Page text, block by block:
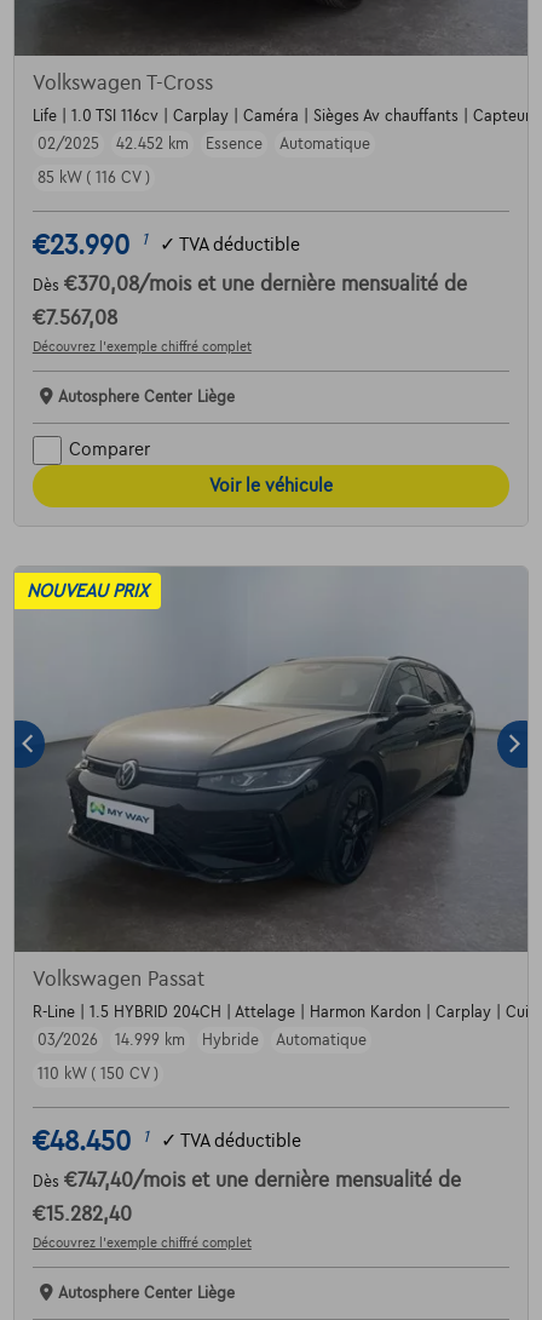
Volkswagen T-Cross
Life | 1.0 TSI 116cv | Carplay | Caméra | Sièges Av chauffants | Capteurs
02/2025
42.452 km Essence
Automatique
85 kW ( 116 CV )
€23.990 1 ✓ TVA déductible
Dès €370,08/mois et une dernière mensualité de
€7.567,08
Découvrez l’exemple chiffré complet
Autosphere Center Liège
Comparer
Voir le véhicule
NOUVEAU PRIX
Volkswagen Passat
R-Line | 1.5 HYBRID 204CH | Attelage | Harmon Kardon | Carplay | Cuir
03/2026
14.999 km Hybride
Automatique
110 kW ( 150 CV )
€48.450 1 ✓ TVA déductible
Dès €747,40/mois et une dernière mensualité de
€15.282,40
Découvrez l’exemple chiffré complet
Autosphere Center Liège